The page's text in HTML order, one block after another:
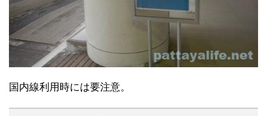
国内線利用時には要注意。